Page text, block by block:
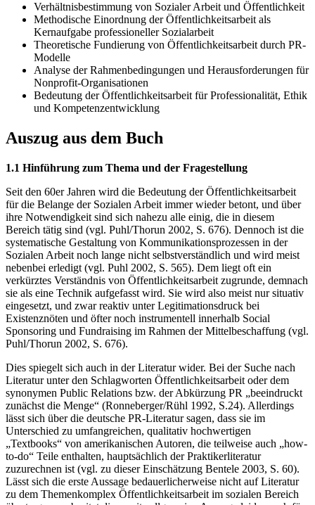
Verhältnisbestimmung von Sozialer Arbeit und Öffentlichkeit
Methodische Einordnung der Öffentlichkeitsarbeit als
Kernaufgabe professioneller Sozialarbeit
Theoretische Fundierung von Öffentlichkeitsarbeit durch PR-
Modelle
Analyse der Rahmenbedingungen und Herausforderungen für
Nonprofit-Organisationen
Bedeutung der Öffentlichkeitsarbeit für Professionalität, Ethik
und Kompetenzentwicklung
Auszug aus dem Buch
1.1 Hinführung zum Thema und der Fragestellung
Seit den 60er Jahren wird die Bedeutung der Öffentlichkeitsarbeit
für die Belange der Sozialen Arbeit immer wieder betont, und über
ihre Notwendigkeit sind sich nahezu alle einig, die in diesem
Bereich tätig sind (vgl. Puhl/Thorun 2002, S. 676). Dennoch ist die
systematische Gestaltung von Kommunikationsprozessen in der
Sozialen Arbeit noch lange nicht selbstverständlich und wird meist
nebenbei erledigt (vgl. Puhl 2002, S. 565). Dem liegt oft ein
verkürztes Verständnis von Öffentlichkeitsarbeit zugrunde, demnach
sie als eine Technik aufgefasst wird. Sie wird also meist nur situativ
eingesetzt, und zwar reaktiv unter Legitimationsdruck bei
Existenznöten und öfter noch instrumentell innerhalb Social
Sponsoring und Fundraising im Rahmen der Mittelbeschaffung (vgl.
Puhl/Thorun 2002, S. 676).
Dies spiegelt sich auch in der Literatur wider. Bei der Suche nach
Literatur unter den Schlagworten Öffentlichkeitsarbeit oder dem
synonymen Public Relations bzw. der Abkürzung PR „beeindruckt
zunächst die Menge“ (Ronneberger/Rühl 1992, S.24). Allerdings
lässt sich über die deutsche PR-Literatur sagen, dass sie im
Unterschied zu umfangreichen, qualitativ hochwertigen
„Textbooks“ von amerikanischen Autoren, die teilweise auch „how-
to-do“ Teile enthalten, hauptsächlich der Praktikerliteratur
zuzurechnen ist (vgl. zu dieser Einschätzung Bentele 2003, S. 60).
Lässt sich die erste Aussage bedauerlicherweise nicht auf Literatur
zu dem Themenkomplex Öffentlichkeitsarbeit im sozialen Bereich